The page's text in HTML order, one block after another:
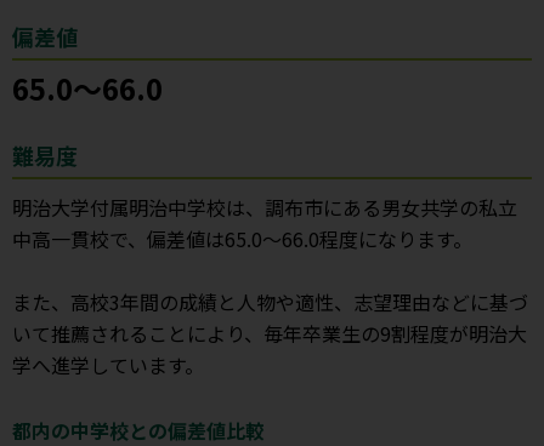
偏差値
65.0～66.0
難易度
明治大学付属明治中学校は、調布市にある男女共学の私立
中高一貫校で、偏差値は65.0～66.0程度になります。
また、高校3年間の成績と人物や適性、志望理由などに基づ
いて推薦されることにより、毎年卒業生の9割程度が明治大
学へ進学しています。
都内の中学校との偏差値比較